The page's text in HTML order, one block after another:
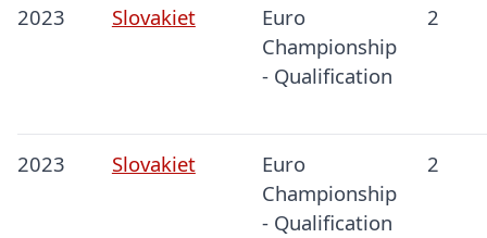
2023 Slovakiet
Euro
Championship
- Qualification
2
2023 Slovakiet
Euro
Championship
- Qualification
2